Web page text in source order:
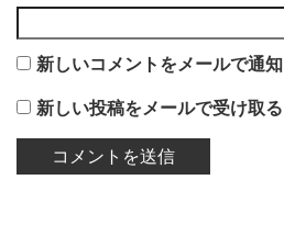
新しいコメントをメールで通知
新しい投稿をメールで受け取る